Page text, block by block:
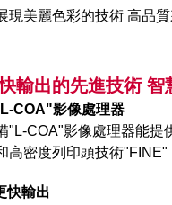
輸出的先進技術
COA"影像處理器
"L-COA"影像處理器能提
高密度列印頭技術
快輸出